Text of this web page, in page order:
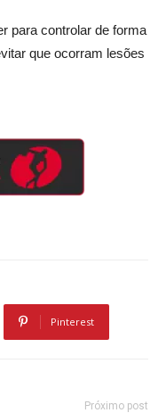
para controlar de forma
que ocorram lesões
Pinterest
Próximo post